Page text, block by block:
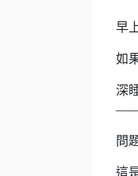
早
如
深
——
問
這